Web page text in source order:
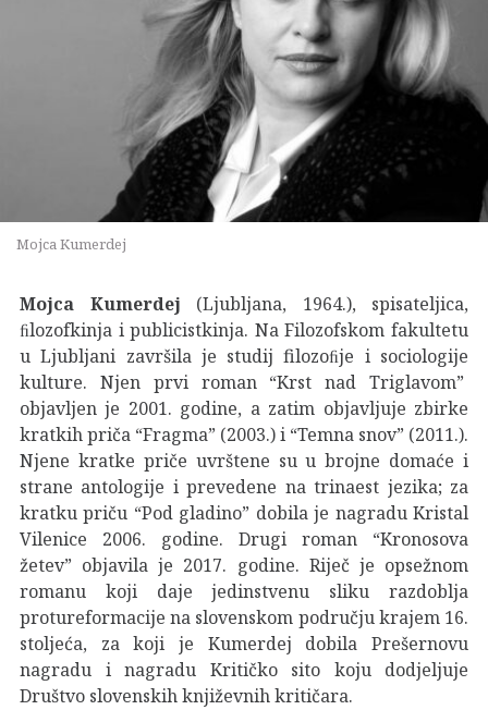
Mojca Kumerdej
Mojca Kumerdej (Ljubljana, 1964.), spisateljica,
ﬁlozofkinja i publicistkinja. Na Filozofskom fakultetu
u Ljubljani završila je studij filozoﬁje i sociologije
kulture. Njen prvi roman “Krst nad Triglavom”
objavljen je 2001. godine, a zatim objavljuje zbirke
kratkih priča “Fragma” (2003.) i “Temna snov” (2011.).
Njene kratke priče uvrštene su u brojne domaće i
strane antologije i prevedene na trinaest jezika; za
kratku priču “Pod gladino” dobila je nagradu Kristal
Vilenice 2006. godine. Drugi roman “Kronosova
žetev” objavila je 2017. godine. Riječ je opsežnom
romanu koji daje jedinstvenu sliku razdoblja
protureformacije na slovenskom području krajem 16.
stoljeća, za koji je Kumerdej dobila Prešernovu
nagradu i nagradu Kritičko sito koju dodjeljuje
Društvo slovenskih književnih kritičara.